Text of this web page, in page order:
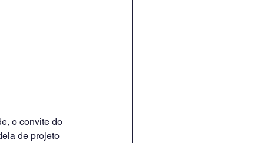
o convite do
de projeto